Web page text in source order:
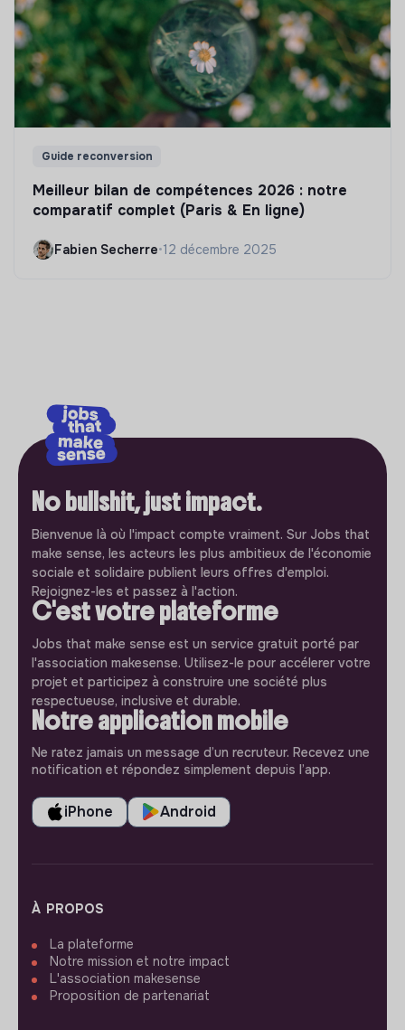
Guide reconversion
Meilleur bilan de compétences 2026 : notre
comparatif complet (Paris & En ligne)
Fabien Secherre•12 décembre 2025
No bullshit, just impact.
Bienvenue là où l'impact compte vraiment. Sur Jobs that
make sense, les acteurs les plus ambitieux de l'économie
sociale et solidaire publient leurs offres d'emploi.
Rejoignez-les et passez à l'action.
C'est votre plateforme
Jobs that make sense est un service gratuit porté par
l'association makesense. Utilisez-le pour accélerer votre
projet et participez à construire une société plus
respectueuse, inclusive et durable.
Notre application mobile
Ne ratez jamais un message d’un recruteur. Recevez une
notification et répondez simplement depuis l’app.
iPhone Android
À PROPOS
La plateforme
Notre mission et notre impact
L'association makesense
Proposition de partenariat